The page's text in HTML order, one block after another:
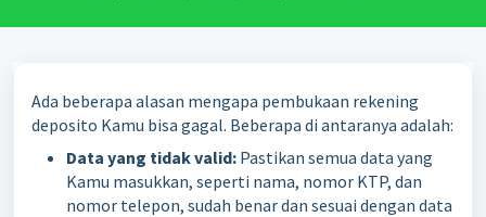
Ada beberapa alasan mengapa pembukaan rekening
deposito Kamu bisa gagal. Beberapa di antaranya adalah:
Data yang tidak valid: Pastikan semua data yang
Kamu masukkan, seperti nama, nomor KTP, dan
nomor telepon, sudah benar dan sesuai dengan data